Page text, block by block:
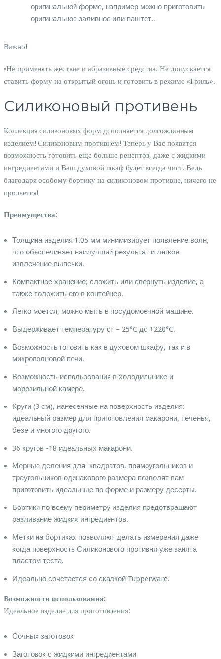
оригинальной форме, например можно приготовить
оригинальное заливное или паштет..
Важно!
•Не применять жесткие и абразивные средства. Не допускается
ставить форму на открытый огонь и готовить в режиме «Гриль».
Силиконовый противень
Коллекция силиконовых форм дополняется долгожданным
изделием! Силиконовым противнем! Теперь у Вас появится
возможность готовить еще больше рецептов, даже с жидкими
ингредиентами и Ваш духовой шкаф будет всегда чист. Ведь
благодаря особому бортику на силиконовом противне, ничего не
прольется!
Преимущества:
Толщина изделия 1.05 мм минимизирует появление волн,
что обеспечивает наилучший результат и легкое
извлечение выпечки.
Компактное хранение; сложить или свернуть изделие, а
также положить его в контейнер.
Легко моется, можно мыть в посудомоечной машине.
Выдерживает температуру от – 25°C до +220°C.
Возможность готовить как в духовом шкафу, так и в
микроволновой печи.
Возможность использования в холодильнике и
морозильной камере.
Круги (3 см), нанесенные на поверхность изделия:
идеальный размер для приготовления макарони, печенья,
безе и многого другого.
36 кругов -18 идеальных макарони.
Мерные деления для квадратов, прямоугольников и
треугольников одинакового размера позволят вам
приготовить идеальные по форме и размеру десерты.
Бортики по всему периметру изделия предотвращают
разливание жидких ингредиентов.
Метки на бортиках позволяют делать измерения даже
когда поверхность Силиконового противня уже занята
пластом теста.
Идеально сочетается со скалкой Tupperware.
Возможности использования:
Идеальное изделие для приготовления:
Сочных заготовок
Заготовок с жидкими ингредиентами